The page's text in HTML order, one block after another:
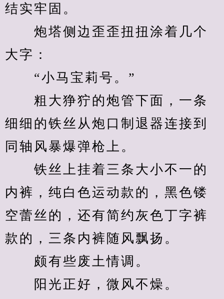
结实牢固。
炮塔侧边歪歪扭扭涂着几个
大字：
“小马宝莉号。”
粗大狰狞的炮管下面，一条
细细的铁丝从炮口制退器连接到
同轴风暴爆弹枪上。
铁丝上挂着三条大小不一的
内裤，纯白色运动款的，黑色镂
空蕾丝的，还有简约灰色丁字裤
款的，三条内裤随风飘扬。
颇有些废土情调。
阳光正好，微风不燥。